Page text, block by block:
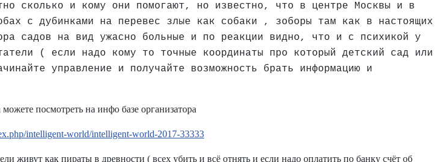
сколько и кому они помогают, но известно, что в центре Москвы и в
с дубинками на перевес злые как собаки , зоборы там как в настоящих
садов на вид ужасно больные и по реакции видно, что и с психикой у
( если надо кому то точные координаты про который детский сад или
управление и получайте возможность брать информацию и
посмотреть на инфо базе организатора
intelligent-world/intelligent-world-2017-33333
живут как пираты в древности ( всех убить и всё отнять и если надо оплатить по банку счёт об